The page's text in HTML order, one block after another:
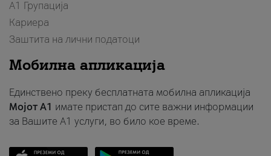
А1 Групација
Кариера
Заштита на лични податоци
Мобилна апликација
Единствено преку бесплатната мобилна апликација
Мојот A1 имате пристап до сите важни информации
за Вашите A1 услуги, во било кое време.